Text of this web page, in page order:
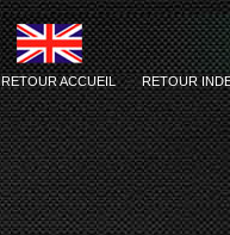
RETOUR ACCUEIL-RETOUR